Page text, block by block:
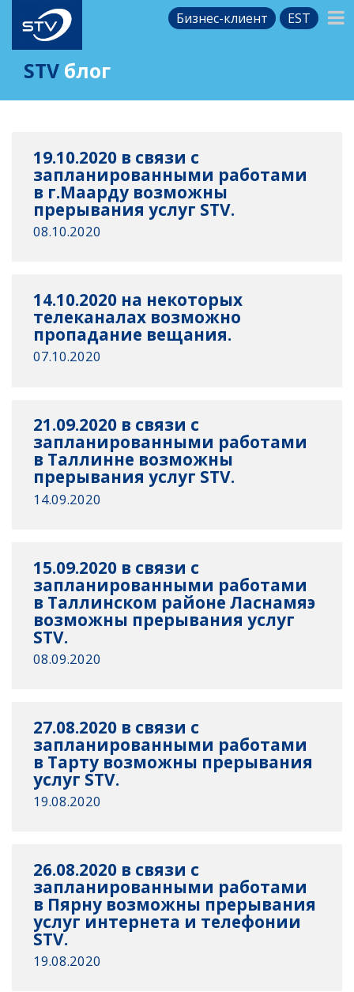
Бизнес-клиент EST
STV блог
19.10.2020 в связи с
запланированными работами
в г.Маарду возможны
прерывания услуг STV.
08.10.2020
14.10.2020 на некоторых
телеканалах возможно
пропадание вещания.
07.10.2020
21.09.2020 в связи с
запланированными работами
в Таллинне возможны
прерывания услуг STV.
14.09.2020
15.09.2020 в связи с
запланированными работами
в Таллинском районе Ласнамяэ
возможны прерывания услуг
STV.
08.09.2020
27.08.2020 в связи с
запланированными работами
в Тарту возможны прерывания
услуг STV.
19.08.2020
26.08.2020 в связи с
запланированными работами
в Пярну возможны прерывания
услуг интернета и телефонии
STV.
19.08.2020